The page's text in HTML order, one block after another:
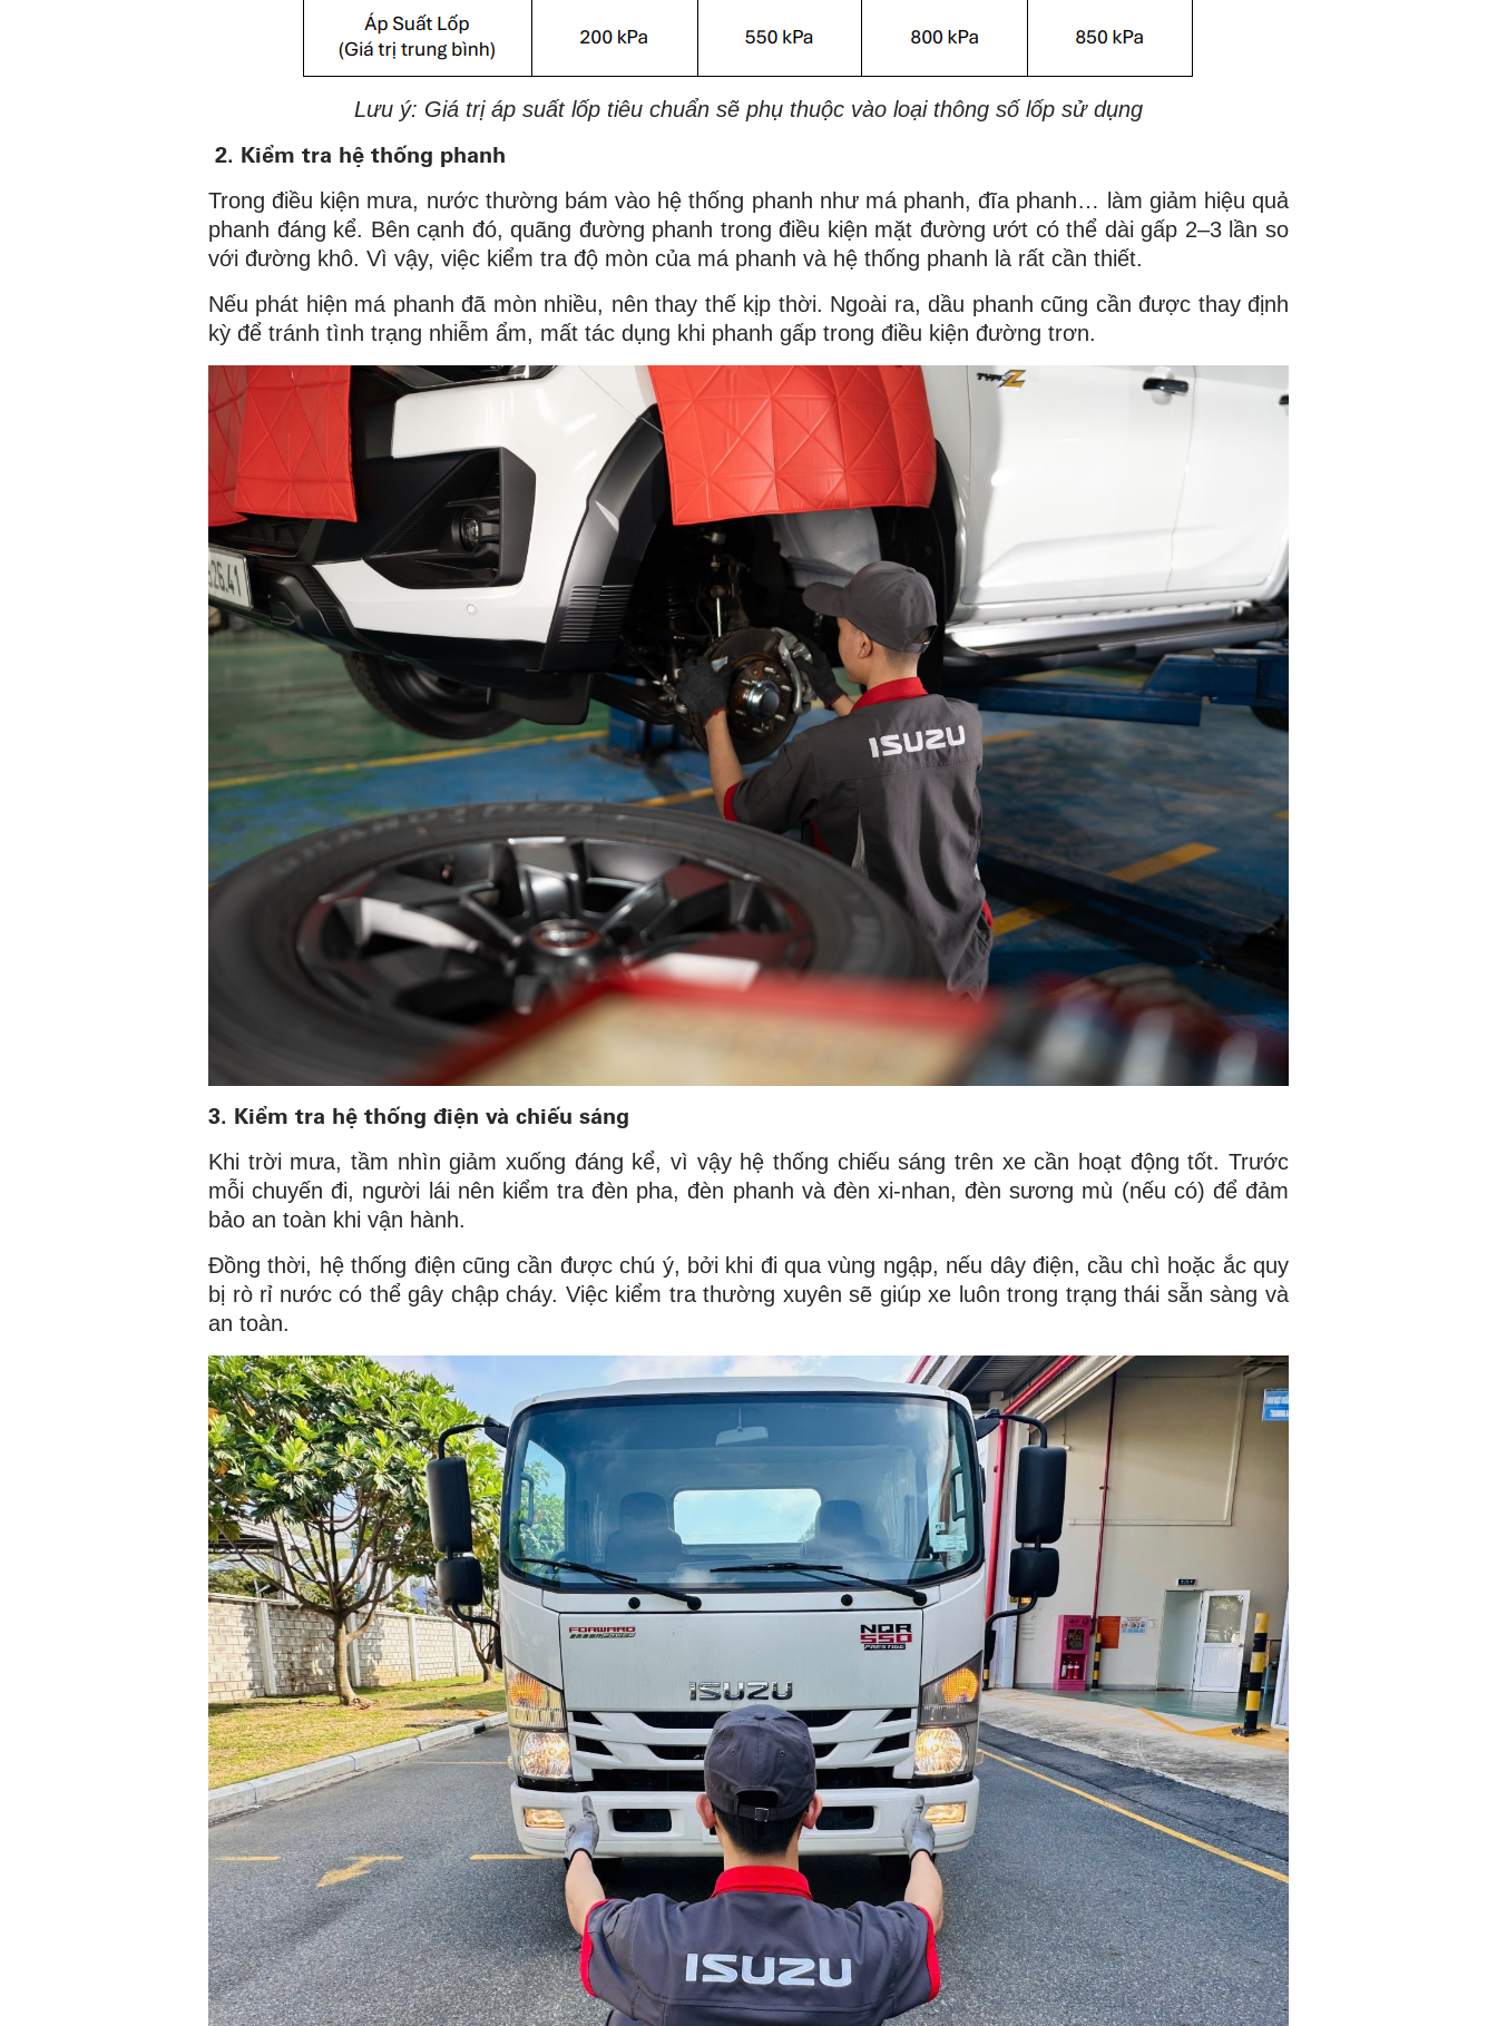
Lưu ý: Giá trị áp suất lốp tiêu chuẩn sẽ phụ thuộc vào loại thông số lốp sử dụng
2. Kiểm tra hệ thống phanh
Trong điều kiện mưa, nước thường bám vào hệ thống phanh như má phanh, đĩa phanh… làm giảm hiệu quả
phanh đáng kể. Bên cạnh đó, quãng đường phanh trong điều kiện mặt đường ướt có thể dài gấp 2–3 lần so
với đường khô. Vì vậy, việc kiểm tra độ mòn của má phanh và hệ thống phanh là rất cần thiết.
Nếu phát hiện má phanh đã mòn nhiều, nên thay thế kịp thời. Ngoài ra, dầu phanh cũng cần được thay định
kỳ để tránh tình trạng nhiễm ẩm, mất tác dụng khi phanh gấp trong điều kiện đường trơn.
3. Kiểm tra hệ thống điện và chiếu sáng
Khi trời mưa, tầm nhìn giảm xuống đáng kể, vì vậy hệ thống chiếu sáng trên xe cần hoạt động tốt. Trước
mỗi chuyến đi, người lái nên kiểm tra đèn pha, đèn phanh và đèn xi-nhan, đèn sương mù (nếu có) để đảm
bảo an toàn khi vận hành.
Đồng thời, hệ thống điện cũng cần được chú ý, bởi khi đi qua vùng ngập, nếu dây điện, cầu chì hoặc ắc quy
bị rò rỉ nước có thể gây chập cháy. Việc kiểm tra thường xuyên sẽ giúp xe luôn trong trạng thái sẵn sàng và
an toàn.